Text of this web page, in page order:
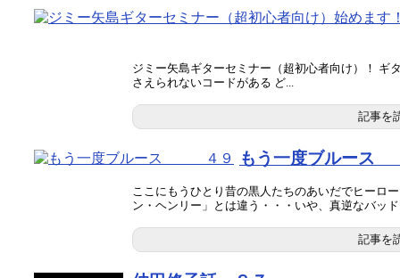
ジミー矢島ギターセミナー（超初心者向け）！ ギ
さえられないコードがある ど...
記事を
もう一度ブルー
ここにもうひとり昔の黒人たちのあいだでヒーロ
ン・ヘンリー」とは違う・・・いや、真逆なバッド
記事を